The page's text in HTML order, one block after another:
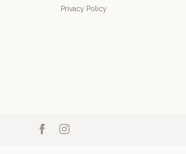
Privacy Policy